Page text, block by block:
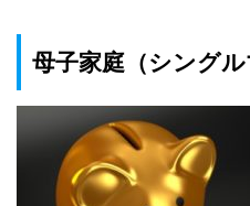
母子家庭（シング